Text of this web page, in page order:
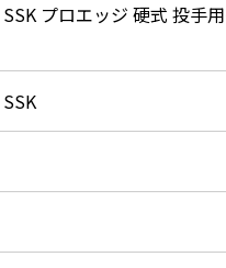
プロエッジ 硬式 投手
SSK